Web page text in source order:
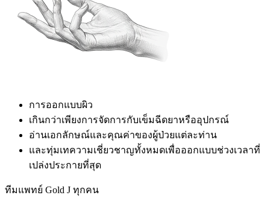
การออกแบบผิว
เกินกว่าเพียงการจัดการกับเข็มฉีดยาหรืออุปกรณ์
อ่านเอกลักษณ์และคุณค่าของผู้ป่วยแต่ละท่าน
และทุ่มเทความเชี่ยวชาญทั้งหมดเพื่อออกแบบช่วงเวลาที่
เปล่งประกายที่สุด
ทีมแพทย์ Gold J ทุกคน